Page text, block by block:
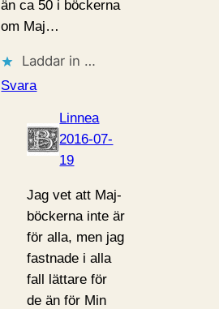
än ca 50 i böckerna
om Maj…
Laddar in …
Svara
Linnea
2016-07-
19
Jag vet att Maj-
böckerna inte är
för alla, men jag
fastnade i alla
fall lättare för
de än för Min